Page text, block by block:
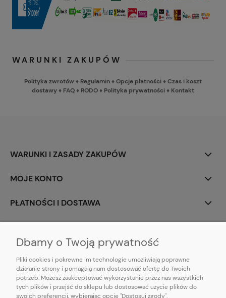
WARUNKI ZAKUPÓW
Polityka zwrotów ♦ Regulamin♦Opcje płatności♦Czas i koszt
dostawy♦ FAQ♦ RODO♦ Polityka prywatności♦ Kontakt
WARUNKI I ZASADY ZAKUPÓW
MOJE KONTO
PŁATNOŚCI I DOSTAWA
E-mail:pl101sukienek@gmail.com
101sukienek.pl
Dbamy o Twoją prywatność
Pliki cookies i pokrewne im technologie umożliwiają poprawne
działanie strony i pomagają nam dostosować ofertę do Twoich
potrzeb. Możesz zaakceptować wykorzystanie przez nas wszystkich
tych plików i przejść do sklepu lub dostosować użycie plików do
swoich preferencji, wybierając opcję "Dostosuj zgody".